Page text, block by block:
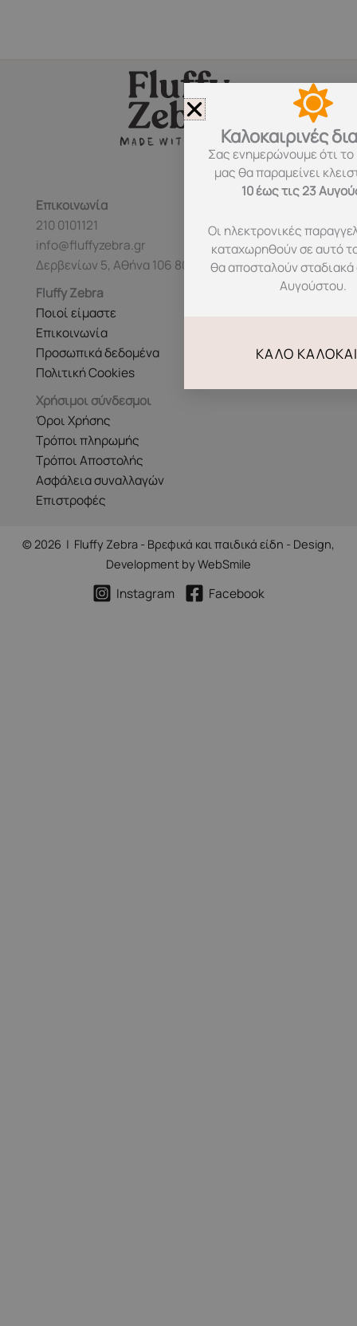
Επικοινωνία
210 0101121
info@fluffyzebra.gr
Δερβενίων 5, Αθήνα 106 80
Fluffy Zebra
Ποιοί είμαστε
Επικοινωνία
Προσωπικά δεδομένα
Πολιτική Cookies
Χρήσιμοι σύνδεσμοι
Όροι Χρήσης
Τρόποι πληρωμής
Τρόποι Αποστολής
Ασφάλεια συναλλαγών
Επιστροφές
© 2026 | Fluffy Zebra - Βρεφικά και παιδικά είδη - Design,
Development byWebSmile
Instagram Facebook
Καλοκαιρινές
Σας ενημερώνουμε ότι
μας θα παραμείνει
10 έως τις 23
Οι ηλεκτρονικές
καταχωρηθούν σε αυτό
θα αποσταλούν σταδιακά
Αυγούστου.
ΚΑΛΌ